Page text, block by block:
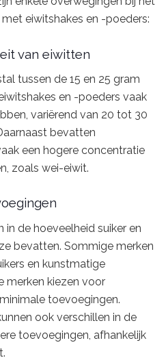
eiwitshakes en -poeders:
van eiwitten
tussen de 15 en 25 gram
en -poeders vaak
variërend van 20 tot 30
bevatten
een hogere concentratie
zoals wei-eiwit.
in de hoeveelheid suiker en
bevatten. Sommige merken
en kunstmatige
merken kiezen voor
toevoegingen.
ook verschillen in de
toevoegingen, afhankelijk